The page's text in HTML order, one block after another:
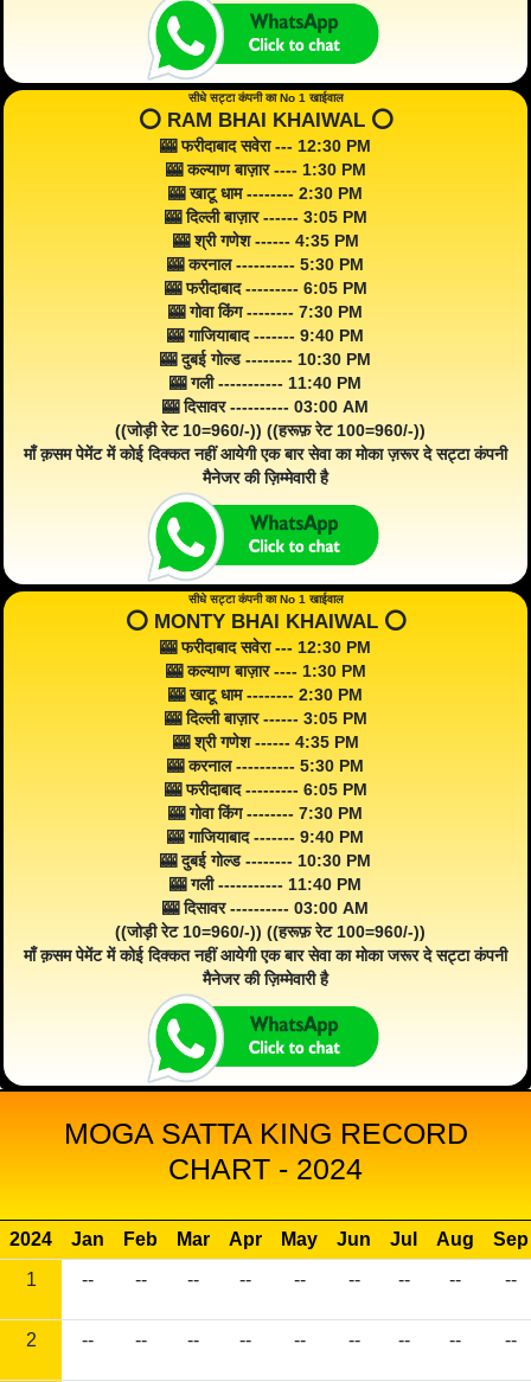
सीधे सट्टा कंपनी का No 1 खाईवाल
⭕️ RAM BHAI KHAIWAL ⭕️
🎰 फरीदाबाद सवेरा --- 12:30 PM
🎰 कल्याण बाज़ार ---- 1:30 PM
🎰 खाटू धाम -------- 2:30 PM
🎰 दिल्ली बाज़ार ------ 3:05 PM
🎰 श्री गणेश ------ 4:35 PM
🎰 करनाल ---------- 5:30 PM
🎰 फरीदाबाद --------- 6:05 PM
🎰 गोवा किंग -------- 7:30 PM
🎰 गाजियाबाद ------- 9:40 PM
🎰 दुबई गोल्ड -------- 10:30 PM
🎰 गली ----------- 11:40 PM
🎰 दिसावर ---------- 03:00 AM
((जोड़ी रेट 10=960/-)) ((हरूफ़ रेट 100=960/-))
माँ क़सम पेमेंट में कोई दिक्कत नहीं आयेगी एक बार सेवा का मोका ज़रूर दे सट्टा कंपनी
मैनेजर की ज़िम्मेवारी है
सीधे सट्टा कंपनी का No 1 खाईवाल
⭕️ MONTY BHAI KHAIWAL ⭕️
🎰 फरीदाबाद सवेरा --- 12:30 PM
🎰 कल्याण बाज़ार ---- 1:30 PM
🎰 खाटू धाम -------- 2:30 PM
🎰 दिल्ली बाज़ार ------ 3:05 PM
🎰 श्री गणेश ------ 4:35 PM
🎰 करनाल ---------- 5:30 PM
🎰 फरीदाबाद --------- 6:05 PM
🎰 गोवा किंग -------- 7:30 PM
🎰 गाजियाबाद ------- 9:40 PM
🎰 दुबई गोल्ड -------- 10:30 PM
🎰 गली ----------- 11:40 PM
🎰 दिसावर ---------- 03:00 AM
((जोड़ी रेट 10=960/-)) ((हरूफ़ रेट 100=960/-))
माँ क़सम पेमेंट में कोई दिक्कत नहीं आयेगी एक बार सेवा का मोका जरूर दे सट्टा कंपनी
मैनेजर की ज़िम्मेवारी है
MOGA SATTA KING RECORD
CHART - 2024
2024 Jan Feb Mar Apr May Jun Jul Aug
Sep
1
-- -- -- -- -- -- -- -- --
2 -- -- -- -- -- -- -- -- --